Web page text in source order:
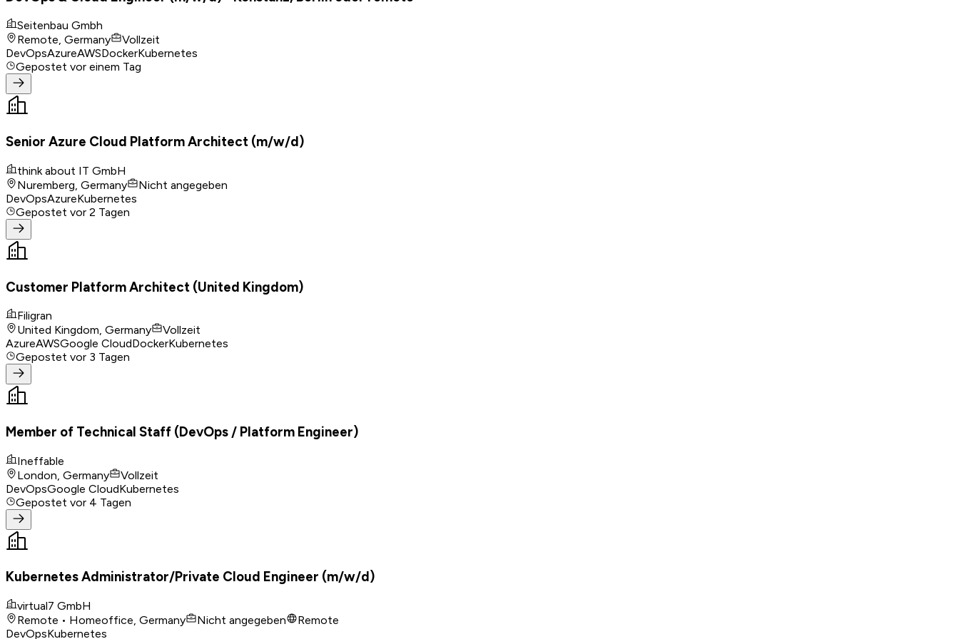
Seitenbau Gmbh
Remote, Germany
Vollzeit
DevOpsAzureAWSDockerKubernetes
Gepostet vor einem Tag
Senior Azure Cloud Platform Architect (m/w/d)
think about IT GmbH
Nuremberg, Germany
Nicht angegeben
DevOpsAzureKubernetes
Gepostet vor 2 Tagen
Customer Platform Architect (United Kingdom)
Filigran
United Kingdom, Germany
Vollzeit
AzureAWSGoogle CloudDockerKubernetes
Gepostet vor 3 Tagen
Member of Technical Staff (DevOps / Platform Engineer)
Ineffable
London, Germany
Vollzeit
DevOpsGoogle CloudKubernetes
Gepostet vor 4 Tagen
Kubernetes Administrator/Private Cloud Engineer (m/w/d)
virtual7 GmbH
Remote • Homeoffice, Germany
Nicht angegeben
Remote
DevOpsKubernetes